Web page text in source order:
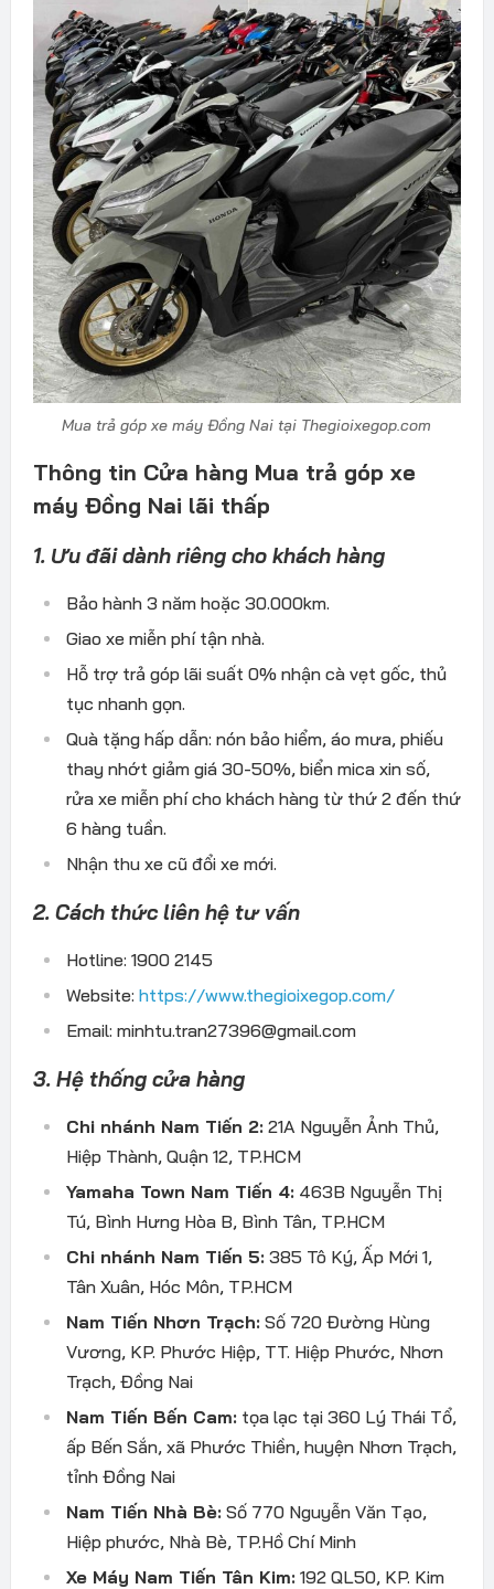
Mua trả góp xe máy Đồng Nai tại Thegioixegop.com
Thông tin Cửa hàng Mua trả góp xe
máy Đồng Nai lãi thấp
1. Ưu đãi dành riêng cho khách hàng
Bảo hành 3 năm hoặc 30.000km.
Giao xe miễn phí tận nhà.
Hỗ trợ trả góp lãi suất 0% nhận cà vẹt gốc, thủ
tục nhanh gọn.
Quà tặng hấp dẫn: nón bảo hiểm, áo mưa, phiếu
thay nhớt giảm giá 30-50%, biển mica xin số,
rửa xe miễn phí cho khách hàng từ thứ 2 đến thứ
6 hàng tuần.
Nhận thu xe cũ đổi xe mới.
2. Cách thức liên hệ tư vấn
Hotline: 1900 2145
Website: https://www.thegioixegop.com/
Email: minhtu.tran27396@gmail.com
3. Hệ thống cửa hàng
Chi nhánh Nam Tiến 2:21A Nguyễn Ảnh Thủ,
Hiệp Thành, Quận 12, TP.HCM
Yamaha Town Nam Tiến 4:463B Nguyễn Thị
Tú, Bình Hưng Hòa B, Bình Tân, TP.HCM
Chi nhánh Nam Tiến 5:385 Tô Ký, Ấp Mới 1,
Tân Xuân, Hóc Môn, TP.HCM
Nam Tiến Nhơn Trạch:Số 720 Đường Hùng
Vương, KP. Phước Hiệp, TT. Hiệp Phước, Nhơn
Trạch, Đồng Nai
Nam Tiến Bến Cam:tọa lạc tại 360 Lý Thái Tổ,
ấp Bến Sắn, xã Phước Thiền, huyện Nhơn Trạch,
tỉnh Đồng Nai
Nam Tiến Nhà Bè:Số 770 Nguyễn Văn Tạo,
Hiệp phước, Nhà Bè, TP.Hồ Chí Minh
Xe Máy Nam Tiến Tân Kim:192 QL50, KP. Kim